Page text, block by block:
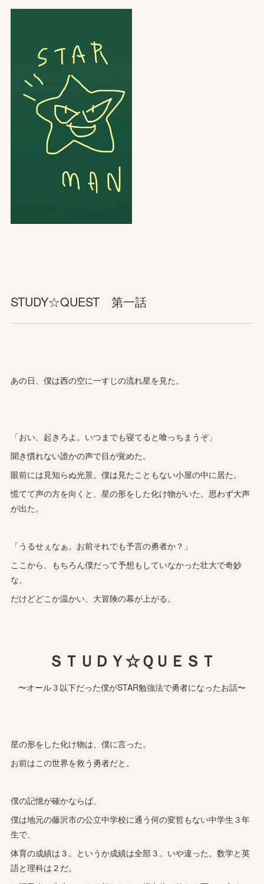
STUDY☆QUEST 第一話
あの日、僕は西の空に一すじの流れ星を見た。
「おい、起きろよ。いつまでも寝てると喰っちまうぞ」
聞き慣れない誰かの声で目が覚めた。
眼前には見知らぬ光景。僕は見たこともない小屋の中に居た。
慌てて声の方を向くと、星の形をした化け物がいた。思わず大声
が出た。
「うるせぇなぁ。お前それでも予言の勇者か？」
ここから、もちろん僕だって予想もしていなかった壮大で奇妙
な、
だけどどこか温かい、大冒険の幕が上がる。
ＳＴＵＤＹ☆ＱＵＥＳＴ
〜オール３以下だった僕がSTAR勉強法で勇者になったお話〜
星の形をした化け物は、僕に言った。
お前はこの世界を救う勇者だと。
僕の記憶が確かならば、
僕は地元の藤沢市の公立中学校に通う何の変哲もない中学生３年
生で、
体育の成績は３。というか成績は全部３。いや違った。数学と英
語と理科は２だ。